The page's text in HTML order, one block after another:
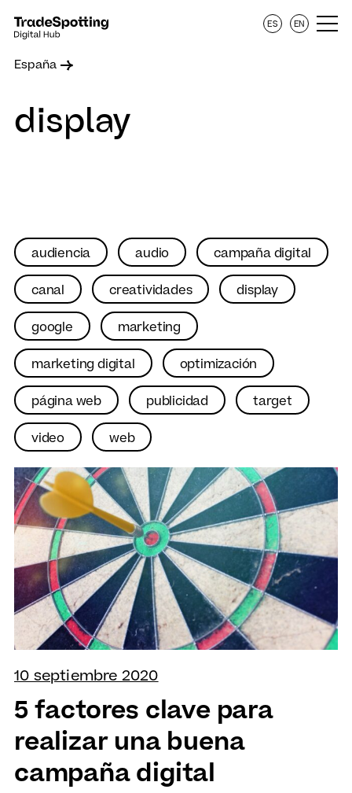
España
ES EN
display
audiencia audio campaña digital
canal creatividades display
google marketing
marketing digital optimización
página web publicidad target
video web
10 septiembre 2020
5 factores clave para
realizar una buena
campaña digital